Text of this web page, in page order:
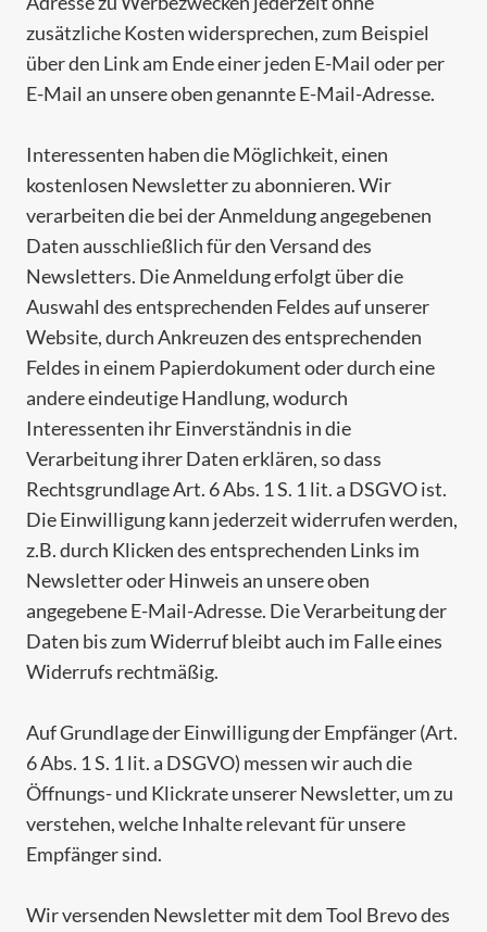
zusätzliche Kosten widersprechen, zum Beispiel
über den Link am Ende einer jeden E-Mail oder per
E-Mail an unsere oben genannte E-Mail-Adresse.
Interessenten haben die Möglichkeit, einen
kostenlosen Newsletter zu abonnieren. Wir
verarbeiten die bei der Anmeldung angegebenen
Daten ausschließlich für den Versand des
Newsletters. Die Anmeldung erfolgt über die
Auswahl des entsprechenden Feldes auf unserer
Website, durch Ankreuzen des entsprechenden
Feldes in einem Papierdokument oder durch eine
andere eindeutige Handlung, wodurch
Interessenten ihr Einverständnis in die
Verarbeitung ihrer Daten erklären, so dass
Rechtsgrundlage Art. 6 Abs. 1 S. 1 lit. a DSGVO ist.
Die Einwilligung kann jederzeit widerrufen werden,
z.B. durch Klicken des entsprechenden Links im
Newsletter oder Hinweis an unsere oben
angegebene E-Mail-Adresse. Die Verarbeitung der
Daten bis zum Widerruf bleibt auch im Falle eines
Widerrufs rechtmäßig.
Auf Grundlage der Einwilligung der Empfänger (Art.
6 Abs. 1 S. 1 lit. a DSGVO) messen wir auch die
Öffnungs- und Klickrate unserer Newsletter, um zu
verstehen, welche Inhalte relevant für unsere
Empfänger sind.
Wir versenden Newsletter mit dem Tool Brevo des